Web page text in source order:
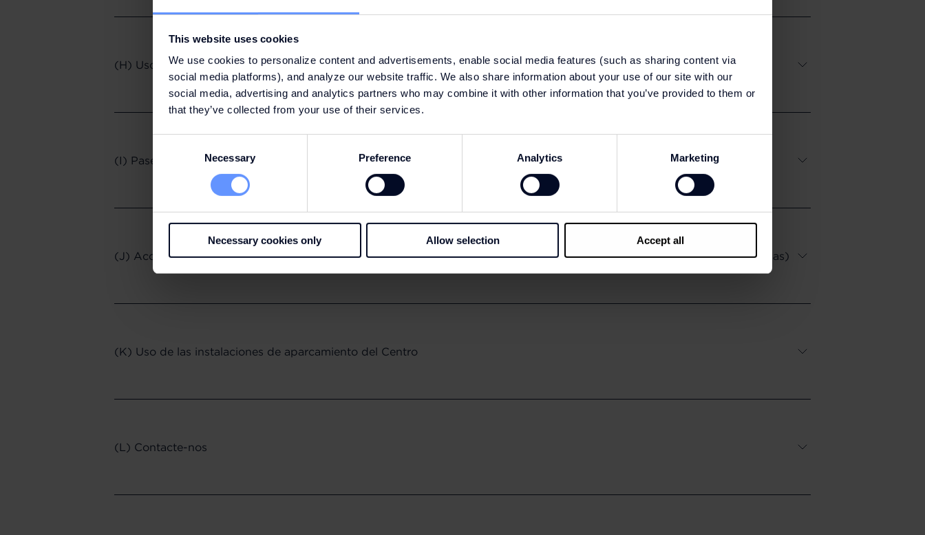
This website uses cookies
We use cookies to personalize content and advertisements, enable social media features (such as sharing content via
social media platforms), and analyze our website traffic. We also share information about your use of our site with our
social media, advertising and analytics partners who may combine it with other information that you’ve provided to them or
that they’ve collected from your use of their services.
Selection
Necessary Preference Analytics Marketing
Necessary cookies only Allow selection Accept all
(H) Uso y acceso de la Página Web
(I) Pase Diario VIP (VIP Day Pass)
(J) Acceder en un área del Centro en el que operamos cámaras de seguridad (excluyendo las cámaras dentro de las tiendas)
(K) Uso de las instalaciones de aparcamiento del Centro
(L) Contacte-nos